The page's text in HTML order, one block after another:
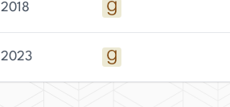
2018
2023